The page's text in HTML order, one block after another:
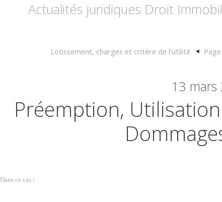
Actualités juridiques Droit
Lotissement, charges et critère de l’utilité
13 mars
Préemption,
Dans ce cas: